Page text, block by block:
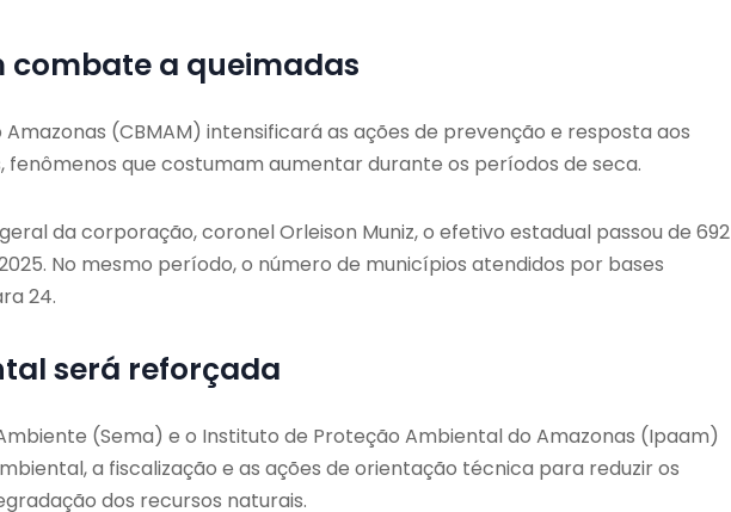
combate a queimadas
(CBMAM) intensificará as ações de prevenção e resposta aos
fenômenos que costumam aumentar durante os períodos de seca.
da corporação, coronel Orleison Muniz, o efetivo estadual passou de 692
No mesmo período, o número de municípios atendidos por bases
24.
será reforçada
(Sema) e o Instituto de Proteção Ambiental do Amazonas (Ipaam)
a fiscalização e as ações de orientação técnica para reduzir os
dos recursos naturais.